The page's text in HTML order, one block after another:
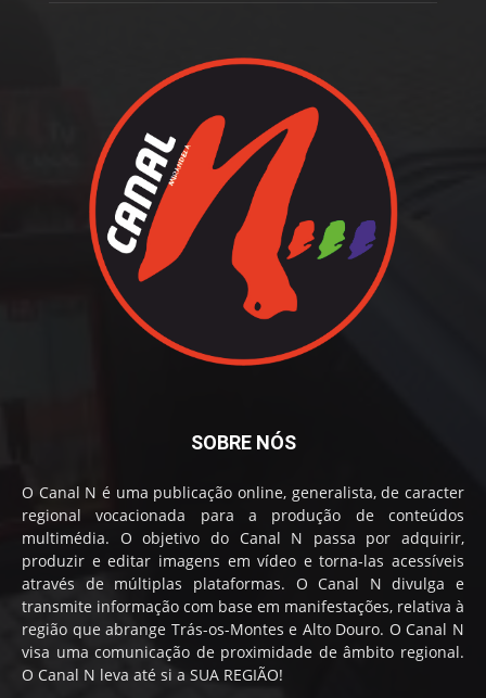
SOBRE NÓS
O Canal N é uma publicação online, generalista, de caracter
regional vocacionada para a produção de conteúdos
multimédia. O objetivo do Canal N passa por adquirir,
produzir e editar imagens em vídeo e torna-las acessíveis
através de múltiplas plataformas. O Canal N divulga e
transmite informação com base em manifestações, relativa à
região que abrange Trás-os-Montes e Alto Douro. O Canal N
visa uma comunicação de proximidade de âmbito regional.
O Canal N leva até si a SUA REGIÃO!